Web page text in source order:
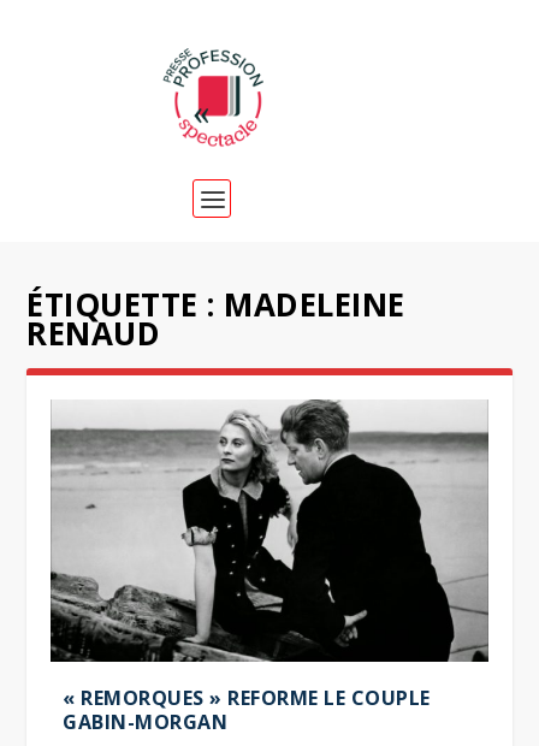
ÉTIQUETTE : MADELEINE
RENAUD
« REMORQUES » REFORME LE COUPLE
GABIN-MORGAN